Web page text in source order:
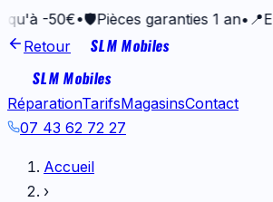
•🛡️ Pièces garanties 1 an•📍
Retour
SLM Mobiles
SLM Mobiles
RéparationTarifsMagasinsContact
07 43 62 72 27
Accueil
›